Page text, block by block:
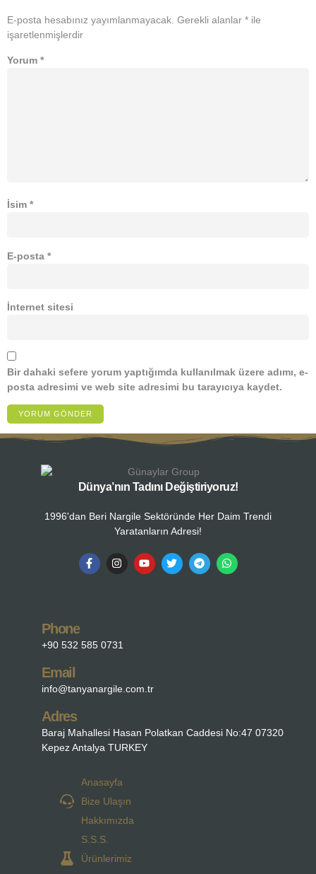
E-posta hesabınız yayımlanmayacak. Gerekli alanlar * ile
işaretlenmişlerdir
Yorum *
İsim *
E-posta *
İnternet sitesi
Bir dahaki sefere yorum yaptığımda kullanılmak üzere adımı, e-
posta adresimi ve web site adresimi bu tarayıcıya kaydet.
Dünya’nın Tadını Değiştiriyoruz!
1996'dan Beri Nargile Sektöründe Her Daim Trendi
Yaratanların Adresi!
Phone
+90 532 585 0731
Email
info@tanyanargile.com.tr
Adres
Baraj Mahallesi Hasan Polatkan Caddesi No:47 07320
Kepez Antalya TURKEY
Anasayfa
Bize Ulaşın
Hakkımızda
S.S.S.
Ürünlerimiz